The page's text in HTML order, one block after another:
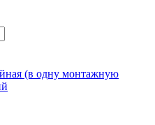
(в одну монтажную